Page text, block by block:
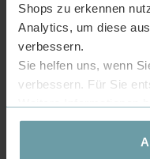
Shops zu erkennen
Analytics, um diese
verbessern.
Sie helfen uns, wenn
verbessern. Für Sie
Datenschutzerklärung
Modernes